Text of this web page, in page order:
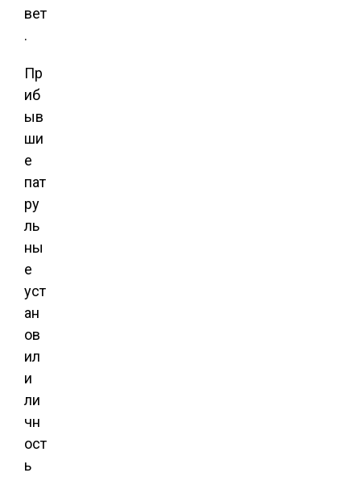
вет
.
Пр
иб
ыв
ши
е
пат
ру
ль
ны
е
уст
ан
ов
ил
и
ли
чн
ост
ь